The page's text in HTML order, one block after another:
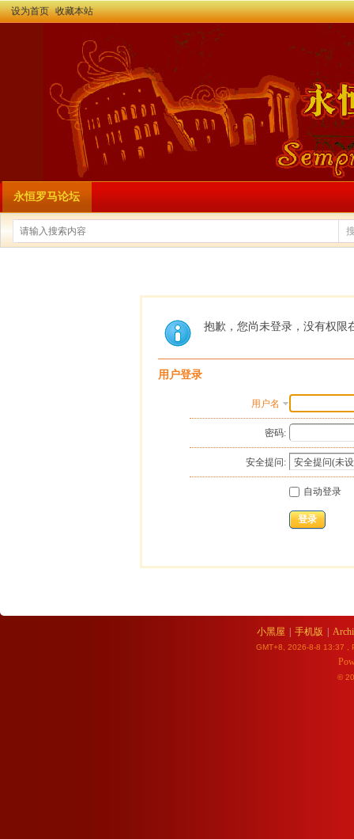
设为首页 收藏本站
永恒罗马论坛
抱歉，您尚未登录，没有权限
用户登录
用户名
密码:
安全提问:
自动登录
登录
小黑屋 手机版
GMT+8, 2026-8-8 13:37 ,
©